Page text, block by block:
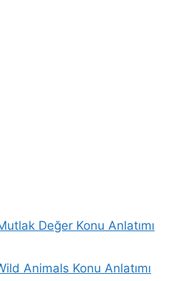
Değer Konu Anlatımı
Animals Konu Anlatımı